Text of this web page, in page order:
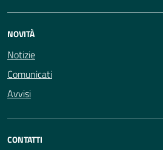
NOVITÀ
Notizie
Comunicati
Avvisi
CONTATTI